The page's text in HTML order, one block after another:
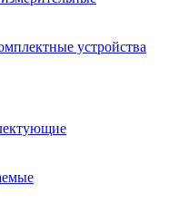
устройства